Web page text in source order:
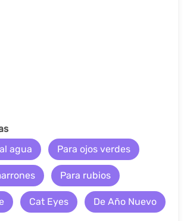
agua
Para ojos verdes
Para rubios
Cat Eyes De Año Nuevo